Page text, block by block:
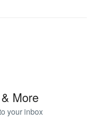
More
your inbox